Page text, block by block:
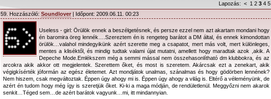
Lapozás: < 1 2 3 4 5
59. Hozzászóló: Soundlover | Időpont: 2009.06.11. 00:23
Useless - girl: Örülök ennek a beszélgetésnek, és persze ezzel nem azt akartam mondani hogy
én baromira öreg lennék….Szereztem én is rengeteg barátot a DM által, és ennek kimondottan
örülök…valahol mindegyikünk azért szerette meg a csapatot, mert más volt, mert különleges,
mentes a kliséktől, és mindig tudtak valami újat mutatni, amellett hogy maradtak azok ,akik. A
Depeche Mode.Emlékszem még a semmi mással nem összehasonlítható dm klubbokra, és az
arcokra akik akkor ott megjelentek. Szerettem őket, és most is szeretem. Akárcsak ezt a zenekart, akik
végigkísérték jóformán az egész életemet. Azt mondjátok unalmas, szánalmas és hogy gödörben lennének?
Nem hiszem, csak megváltoztak. Éppen úgy ahogy mi is. Éppen úgy ahogy a világ is. Eltérő a véleményünk, de
azért én tudom hogy még így is szeretjük őket. Ki-ki a maga módján, de rendületlenül. Meggyőzni nem akarok
senkit…Téged sem…de azért barátok vagyunk…mi, itt mindannyian.